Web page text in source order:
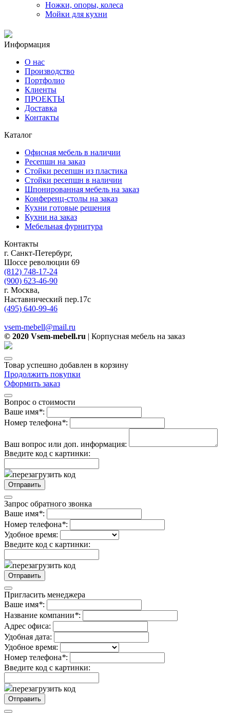
Ножки, опоры, колеса
Мойки для кухни
Информация
О нас
Производство
Портфолио
Клиенты
ПРОЕКТЫ
Доставка
Контакты
Каталог
Офисная мебель в наличии
Ресепшн на заказ
Стойки ресепшн из пластика
Стойки ресепшн в наличии
Шпонированная мебель на заказ
Конференц-столы на заказ
Кухни готовые решения
Кухни на заказ
Мебельная фурнитура
Контакты
г. Санкт-Петербург,
Шоссе революции 69
(812) 748-17-24
(900) 623-46-90
г. Москва,
Наставнический пер.17с
(495) 640-99-46
vsem-mebell@mail.ru
© 2020 Vsem-mebell.ru | Корпусная мебель на заказ
Товар успешно добавлен в корзину
Продолжить покупки
Оформить заказ
Вопрос о стоимости
Ваше имя*:
Номер телефона*:
Ваш вопрос или доп. информация:
Введите код с картинки:
перезагрузить код
Запрос обратного звонка
Ваше имя*:
Номер телефона*:
Удобное время:
Введите код с картинки:
перезагрузить код
Пригласить менеджера
Ваше имя*:
Название компании*:
Адрес офиса:
Удобная дата:
Удобное время:
Номер телефона*:
Введите код с картинки:
перезагрузить код